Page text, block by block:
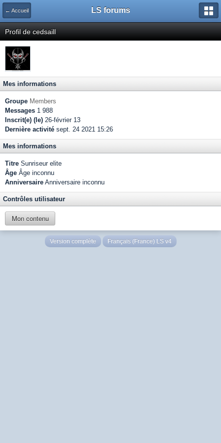
← Accueil LS forums
Profil de cedsaill
Mes informations
Groupe Members
Messages 1 988
Inscrit(e) (le) 26-février 13
Dernière activité sept. 24 2021 15:26
Mes informations
Titre Sunriseur elite
Âge Âge inconnu
Anniversaire Anniversaire inconnu
Contrôles utilisateur
Mon contenu
Version complète Français (France) LS v4